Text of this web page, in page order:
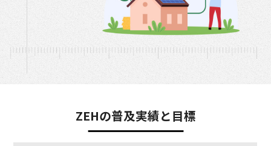
ZEHの普及実績と目標